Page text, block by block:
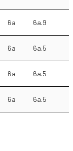
6a 6a.9
6a 6a.5
6a 6a.5
6a 6a.5